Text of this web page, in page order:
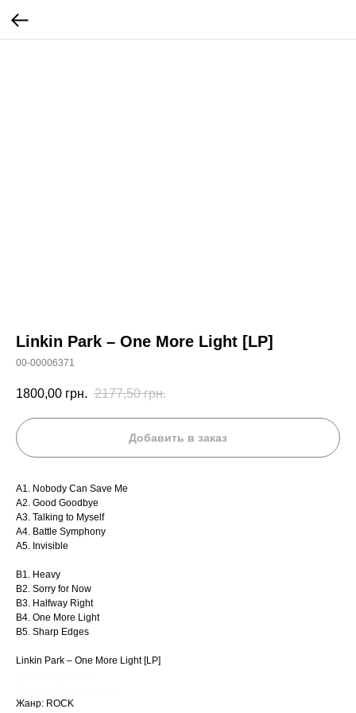
Linkin Park ‎– One More Light [LP]
00-00006371
1800,00 грн. 2177,50 грн.
Добавить в заказ
A1. Nobody Can Save Me
A2. Good Goodbye
A3. Talking to Myself
A4. Battle Symphony
A5. Invisible
B1. Heavy
B2. Sorry for Now
B3. Halfway Right
B4. One More Light
B5. Sharp Edges
Linkin Park ‎– One More Light [LP]
Жанр: ROCK